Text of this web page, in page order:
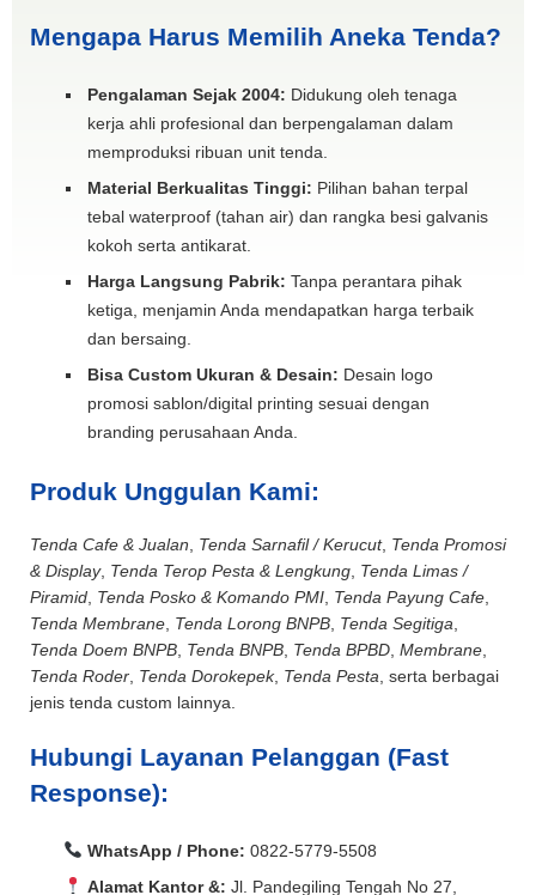
Mengapa Harus Memilih Aneka Tenda?
Pengalaman Sejak 2004: Didukung oleh tenaga
kerja ahli profesional dan berpengalaman dalam
memproduksi ribuan unit tenda.
Material Berkualitas Tinggi: Pilihan bahan terpal
tebal waterproof (tahan air) dan rangka besi galvanis
kokoh serta antikarat.
Harga Langsung Pabrik: Tanpa perantara pihak
ketiga, menjamin Anda mendapatkan harga terbaik
dan bersaing.
Bisa Custom Ukuran & Desain: Desain logo
promosi sablon/digital printing sesuai dengan
branding perusahaan Anda.
Produk Unggulan Kami:
Tenda Cafe & Jualan Tenda Sarnafil / Kerucut, Tenda Promosi
& Display, Tenda Terop Pesta & Lengkung Tenda Limas /
Piramid Tenda Posko & Komando PMI Tenda Payung Cafe
Tenda Membrane Tenda Lorong BNPB Tenda Segitiga
Tenda Doem BNPB Tenda BNPB Tenda BPBD Membrane
Tenda Roder Tenda Dorokepek, Tenda Pesta , serta berbagai
jenis tenda custom lainnya.
Hubungi Layanan Pelanggan (Fast
Response):
WhatsApp / Phone: 0822-5779-5508
Alamat Kantor &: Jl. Pandegiling Tengah No 27,